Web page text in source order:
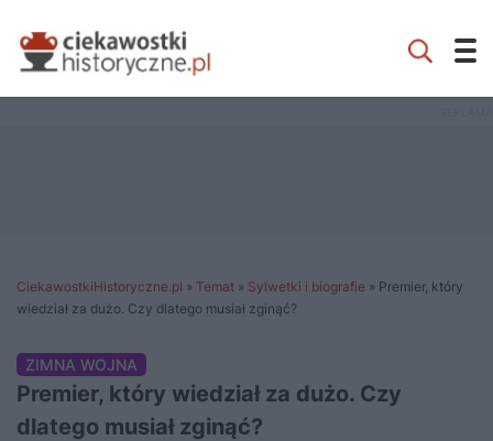
CiekawostkiHistoryczne.pl » Temat » Sylwetki i biografie » Premier, który
wiedział za dużo. Czy dlatego musiał zginąć?
ZIMNA WOJNA
Premier, który wiedział za dużo. Czy
dlatego musiał zginąć?